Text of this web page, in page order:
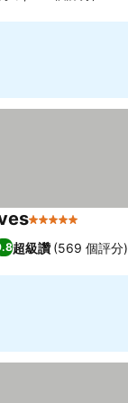
5 星級
超級讚 (569 個評分)